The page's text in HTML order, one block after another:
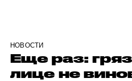
НОВОСТИ
Еще раз:
лице не